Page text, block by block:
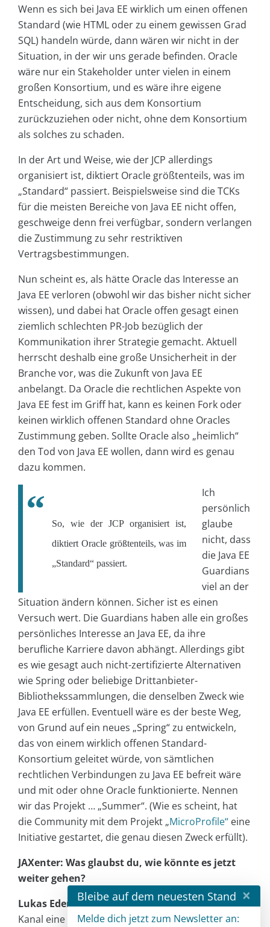
Wenn es sich bei Java EE wirklich um einen offenen
Standard (wie HTML oder zu einem gewissen Grad
SQL) handeln würde, dann wären wir nicht in der
Situation, in der wir uns gerade befinden. Oracle
wäre nur ein Stakeholder unter vielen in einem
großen Konsortium, und es wäre ihre eigene
Entscheidung, sich aus dem Konsortium
zurückzuziehen oder nicht, ohne dem Konsortium
als solches zu schaden.
In der Art und Weise, wie der JCP allerdings
organisiert ist, diktiert Oracle größtenteils, was im
„Standard“ passiert. Beispielsweise sind die TCKs
für die meisten Bereiche von Java EE nicht offen,
geschweige denn frei verfügbar, sondern verlangen
die Zustimmung zu sehr restriktiven
Vertragsbestimmungen.
Nun scheint es, als hätte Oracle das Interesse an
Java EE verloren (obwohl wir das bisher nicht sicher
wissen), und dabei hat Oracle offen gesagt einen
ziemlich schlechten PR-Job bezüglich der
Kommunikation ihrer Strategie gemacht. Aktuell
herrscht deshalb eine große Unsicherheit in der
Branche vor, was die Zukunft von Java EE
anbelangt. Da Oracle die rechtlichen Aspekte von
Java EE fest im Griff hat, kann es keinen Fork oder
keinen wirklich offenen Standard ohne Oracles
Zustimmung geben. Sollte Oracle also „heimlich“
den Tod von Java EE wollen, dann wird es genau
dazu kommen.
So, wie der JCP organisiert ist,
diktiert Oracle größtenteils, was im
„Standard“ passiert.
Ich
persönlich
glaube
nicht, dass
die Java EE
Guardians
viel an der
Situation ändern können. Sicher ist es einen
Versuch wert. Die Guardians haben alle ein großes
persönliches Interesse an Java EE, da ihre
berufliche Karriere davon abhängt. Allerdings gibt
es wie gesagt auch nicht-zertifizierte Alternativen
wie Spring oder beliebige Drittanbieter-
Bibliothekssammlungen, die denselben Zweck wie
Java EE erfüllen. Eventuell wäre es der beste Weg,
von Grund auf ein neues „Spring“ zu entwickeln,
das von einem wirklich offenen Standard-
Konsortium geleitet würde, von sämtlichen
rechtlichen Verbindungen zu Java EE befreit wäre
und mit oder ohne Oracle funktionierte. Nennen
wir das Projekt … „Summer“. (Wie es scheint, hat
die Community mit dem Projekt „MicroProfile“ eine
Initiative gestartet, die genau diesen Zweck erfüllt).
JAXenter: Was glaubst du, wie könnte es jetzt
weiter gehen?
Lukas Eder: Erst kürzlich gab es auf Reddits/r/java-
Kanal eine interessante Diskussion. Dabeierwähnt
Bleibe auf dem neuesten Stand ×
Melde dich jetzt zum Newsletter an: